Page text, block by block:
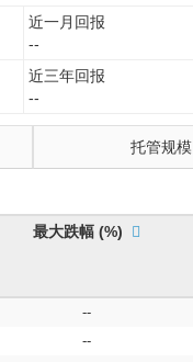
近一月回报
--
近三年回报
--
托管规模
最大跌幅(%)
--
--